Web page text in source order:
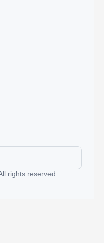
rights reserved